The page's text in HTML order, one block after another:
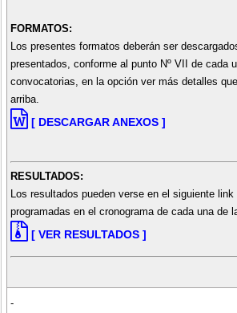
FORMATOS:
Los presentes formatos deberán ser
presentados, conforme al punto Nº VII de cada
convocatorias, en la opción ver más detalles
arriba.
[ DESCARGAR ANEXOS ]
RESULTADOS:
Los resultados pueden verse en el siguiente
programadas en el cronograma de cada una de
[ VER RESULTADOS ]
-